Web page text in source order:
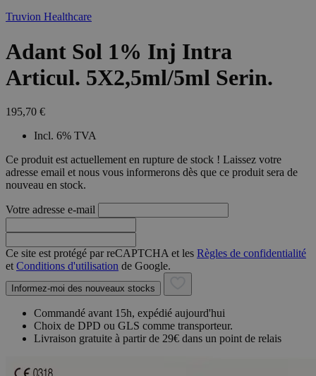
Truvion Healthcare
Adant Sol 1% Inj Intra
Articul. 5X2,5ml/5ml Serin.
195,70 €
Incl. 6% TVA
Ce produit est actuellement en rupture de stock ! Laissez votre
adresse email et nous vous informerons dès que ce produit sera de
nouveau en stock.
Votre adresse e-mail
Ce site est protégé par reCAPTCHA et les Règles de confidentialité
et Conditions d'utilisation de Google.
Informez-moi des nouveaux stocks
Commandé avant 15h, expédié aujourd'hui
Choix de DPD ou GLS comme transporteur.
Livraison gratuite à partir de 29€ dans un point de relais